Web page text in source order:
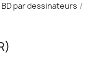
BD par dessinateurs